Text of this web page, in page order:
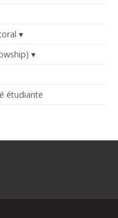
étudiante